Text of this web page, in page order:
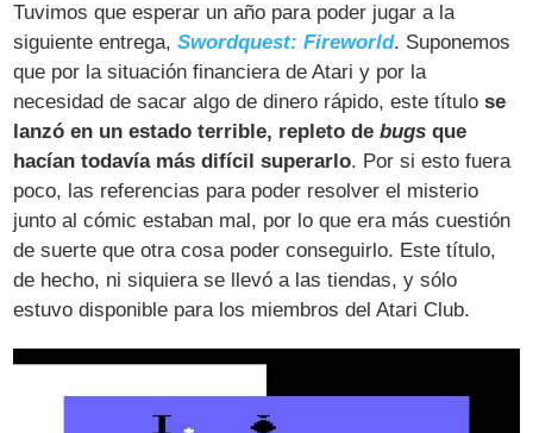
Tuvimos que esperar un año para poder jugar a la
siguiente entrega,Swordquest: Fireworld. Suponemos
que por la situación financiera de Atari y por la
necesidad de sacar algo de dinero rápido, este títulose
lanzó en un estado terrible, repleto debugs que
hacían todavía más difícil superarlo. Por si esto fuera
poco, las referencias para poder resolver el misterio
junto al cómic estaban mal, por lo que era más cuestión
de suerte que otra cosa poder conseguirlo. Este título,
de hecho, ni siquiera se llevó a las tiendas, y sólo
estuvo disponible para los miembros del Atari Club.